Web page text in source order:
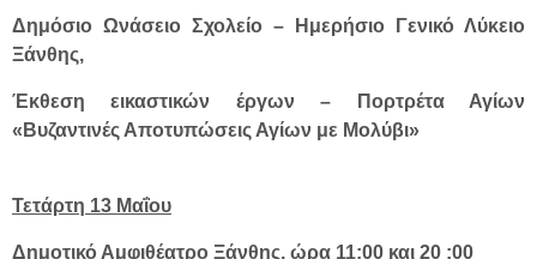
Δημόσιο Ωνάσειο Σχολείο – Ημερήσιο Γενικό Λύκειο
Ξάνθης,
Έκθεση εικαστικών έργων – Πορτρέτα Αγίων
«Βυζαντινές Αποτυπώσεις Αγίων με Μολύβι»
Τετάρτη 13 Μαΐου
Δημοτικό Αμφιθέατρο Ξάνθης, ώρα 11:00 και 20 :00